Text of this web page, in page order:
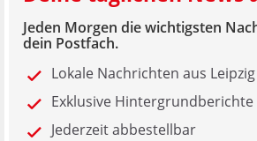
Jeden Morgen die wichtigsten
dein Postfach.
Lokale Nachrichten aus
Exklusive Hintergrundberichte
Jederzeit abbestellbar